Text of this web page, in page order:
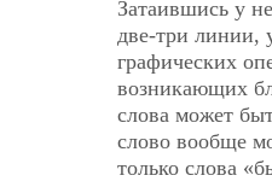
Затаившись у
две-три линии,
графических
возникающих
слова может
слово вообще
только слова